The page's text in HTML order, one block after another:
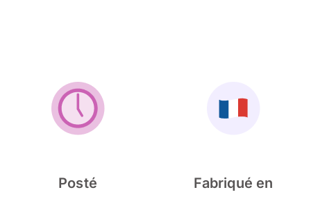
Posté
Fabriqué en